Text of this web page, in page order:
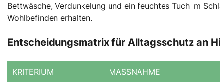
Bettwäsche, Verdunkelung und ein feuchtes Tuch im
Wohlbefinden erhalten.
Entscheidungsmatrix für Alltagsschutz an
KRITERIUM MASSNAHME